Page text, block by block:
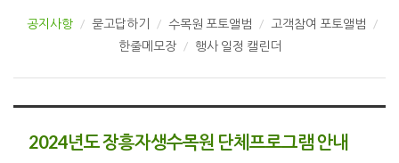
공지사항 묻고답하기 수목원 포토앨범
고객참여 포토앨범
한줄메모장
행사 일정 캘린더
2024년도 장흥자생수목원 단체프로그램 안내